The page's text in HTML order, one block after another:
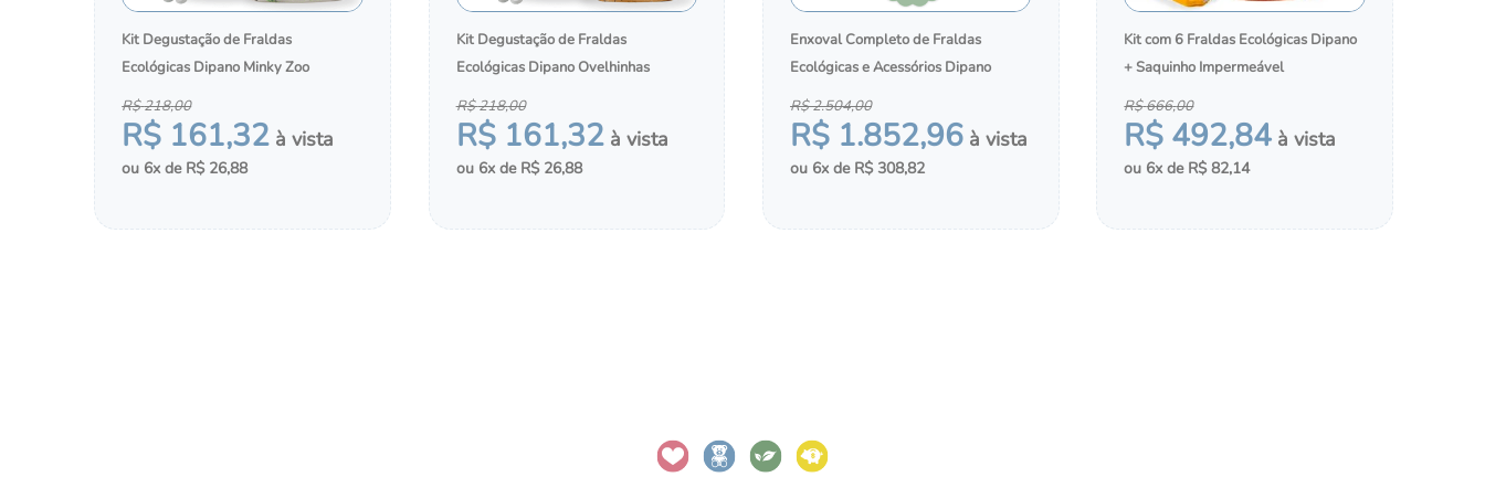
Kit Degustação de Fraldas
Ecológicas Dipano Minky Zoo
R$ 161,32
R$218,00
6 R$ 26,88
Kit Degustação de Fraldas
Ecológicas Dipano Ovelhinhas
R$ 161,32
R$218,00
6 R$ 26,88
Enxoval Completo de Fraldas
Ecológicas e Acessórios Dipano
R$ 1.852,96
R$2.504,00
6 R$ 308,82
Kit com 6 Fraldas Ecológicas Dipano
+ Saquinho Impermeável
R$ 492,84
R$666,00
6 R$ 82,14